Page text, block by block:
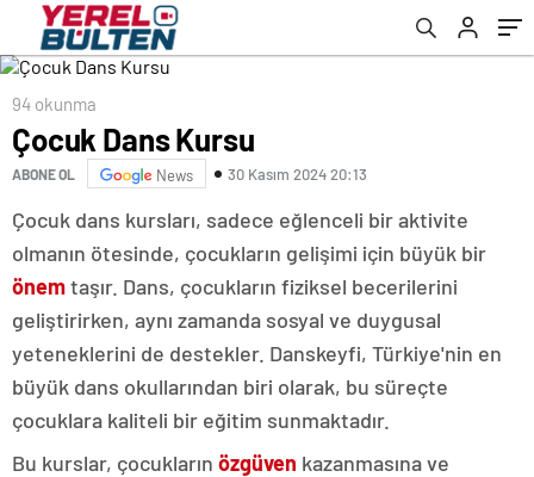
94 okunma
Çocuk Dans Kursu
ABONE OL News 30 Kasım 2024 20:13
Çocuk dans kursları, sadece eğlenceli bir aktivite
olmanın ötesinde, çocukların gelişimi için büyük bir
önemtaşır. Dans, çocukların fiziksel becerilerini
geliştirirken, aynı zamanda sosyal ve duygusal
yeteneklerini de destekler. Danskeyfi, Türkiye'nin en
büyük dans okullarından biri olarak, bu süreçte
çocuklara kaliteli bir eğitim sunmaktadır.
Bu kurslar, çocukların özgüven kazanmasına ve